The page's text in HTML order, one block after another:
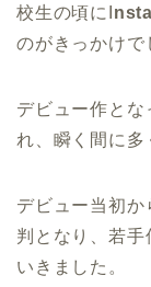
校生の頃にI
のがきっかけで
デビュー作とな
れ、瞬く間に多
デビュー当初
判となり、若手
いきました。